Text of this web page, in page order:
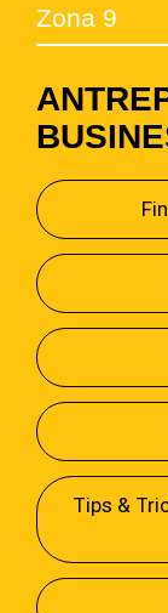
Zona 9
Tips &